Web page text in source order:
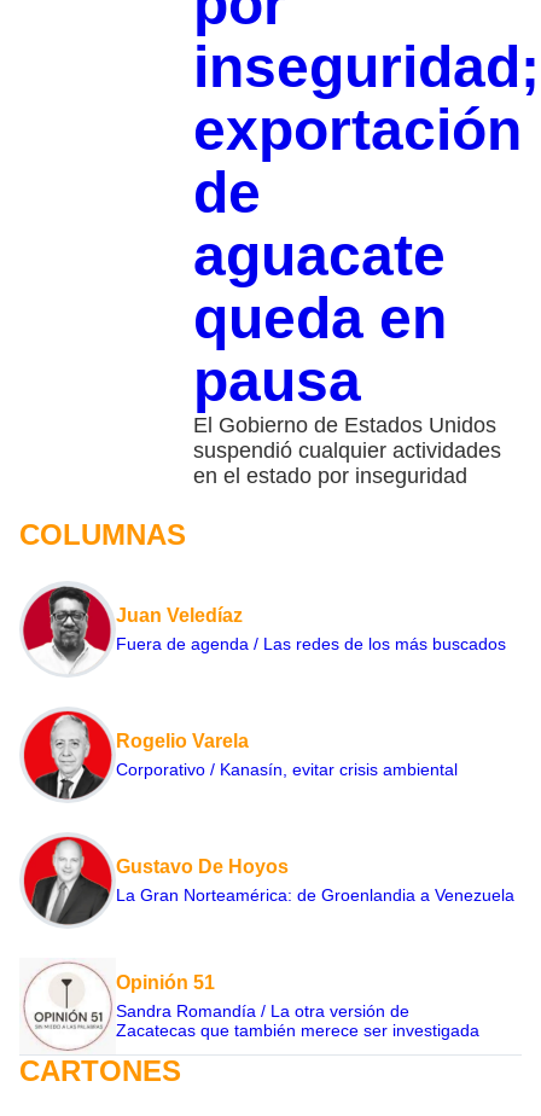
inseguridad;
exportación
de
aguacate
queda en
pausa
El Gobierno de Estados Unidos
suspendió cualquier actividades
en el estado por inseguridad
COLUMNAS
Juan Veledíaz
Fuera de agenda / Las redes de los más buscados
Rogelio Varela
Corporativo / Kanasín, evitar crisis ambiental
Gustavo De Hoyos
La Gran Norteamérica: de Groenlandia a Venezuela
Opinión 51
Sandra Romandía / La otra versión de
Zacatecas que también merece ser investigada
CARTONES